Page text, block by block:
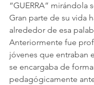
“GUERRA” mirándola
Gran parte de su vida
alrededor de esa
Anteriormente fue
jóvenes que entraban
se encargaba de
pedagógicamente